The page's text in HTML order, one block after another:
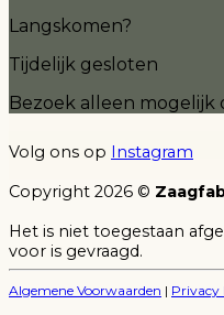
Langskomen?
Tijdelijk gesloten
Bezoek alleen mogelijk
Volg ons op Instagram
Copyright 2026 ©
Het is niet toegestaan
voor is gevraagd.
Algemene Voorwaarden | Privacy